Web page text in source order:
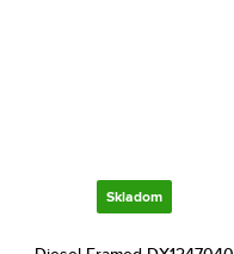
Skladom